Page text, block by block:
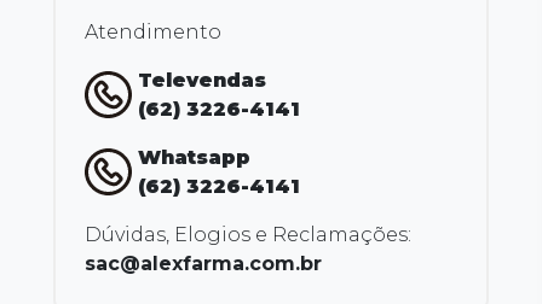
Atendimento
Televendas
(62) 3226-4141
Whatsapp
(62) 3226-4141
Dúvidas, Elogios e Reclamações:
sac@alexfarma.com.br